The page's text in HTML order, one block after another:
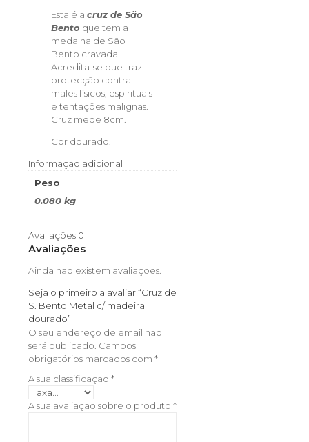
madeira
dourado
Esta é a cruz de São
Bento que tem a
medalha de São
Bento cravada.
Acredita-se que traz
protecção contra
males físicos, espirituais
e tentações malignas.
Cruz mede 8cm.
Cor dourado.
Informação adicional
Peso
0.080 kg
Avaliações 0
Avaliações
Ainda não existem avaliações.
Seja o primeiro a avaliar “Cruz de
S. Bento Metal c/ madeira
dourado”
O seu endereço de email não
será publicado. Campos
obrigatórios marcados com *
A sua classificação *
A sua avaliação sobre o produto *